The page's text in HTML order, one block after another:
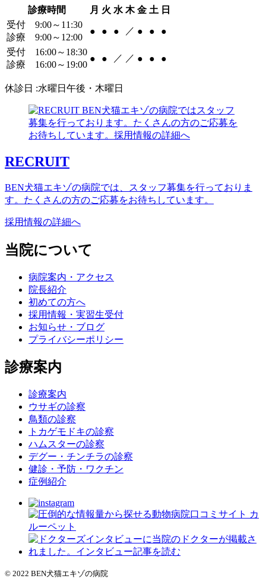
診療時間 月 火 水 木 金 土 日
受付 9:00～11:30
診療 9:00～12:00
● ● ● ／ ● ● ●
受付 16:00～18:30
診療 16:00～19:00
● ● ／ ／ ● ● ●
休診日 :水曜日午後・木曜日
RECRUIT
BEN犬猫エキゾの病院では、スタッフ募集を行っておりま
す。たくさんの方のご応募をお待ちしています。
採用情報の詳細へ
当院について
病院案内・アクセス
院長紹介
初めての方へ
採用情報・実習生受付
お知らせ・ブログ
プライバシーポリシー
診療案内
診療案内
ウサギの診察
鳥類の診察
トカゲモドキの診察
ハムスターの診察
デグー・チンチラの診察
健診・予防・ワクチン
症例紹介
© 2022 BEN犬猫エキゾの病院